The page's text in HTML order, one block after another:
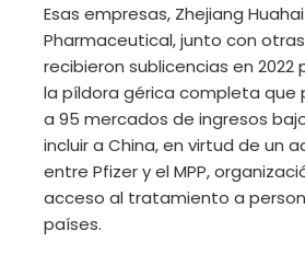
Esas empresas, Zhejiang
Pharmaceutical, junto con
recibieron sublicencias en
la píldora gérica completa que
a 95 mercados de ingresos
incluir a China, en virtud de un
entre Pfizer y el MPP,
acceso al tratamiento a
países.